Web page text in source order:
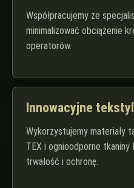
Współpracujemy ze
minimalizować obciążenie
operatorów.
Innowacyjne
Wykorzystujemy materiały
TEX i ognioodporne tkaniny
trwałość i ochronę.